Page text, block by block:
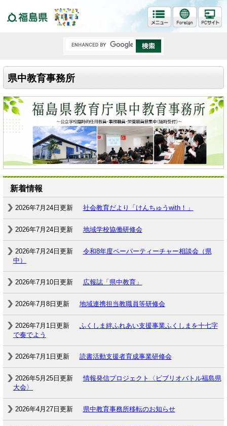
県中教育事務所
新着情報
2026年7月24日更新 社会教育だより「けんちゅうwith！」
2026年7月24日更新 地域学校協働研修会
2026年7月24日更新
令和8年度ペーパーティーチャー相談会（県
中）
2026年7月10日更新 広報誌「県中教育」
2026年7月8日更新 地域連携担当教職員等研修会
2026年7月1日更新
ふくしま絆ふれあい支援事業ふくしまを十七字
で奏でよう
2026年7月1日更新 読書活動支援者育成事業研修会
2026年5月25日更新
情報発信プロジェクト〈ビブリオバトル福島県
大会〉
2026年4月27日更新 県中教育事務所移転のお知らせ